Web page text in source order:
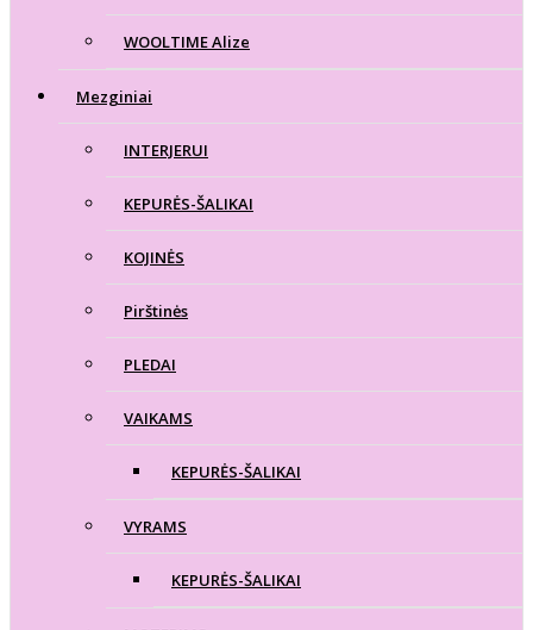
WOOLTIME Alize
Mezginiai
INTERJERUI
KEPURĖS-ŠALIKAI
KOJINĖS
Pirštinės
PLEDAI
VAIKAMS
KEPURĖS-ŠALIKAI
VYRAMS
KEPURĖS-ŠALIKAI